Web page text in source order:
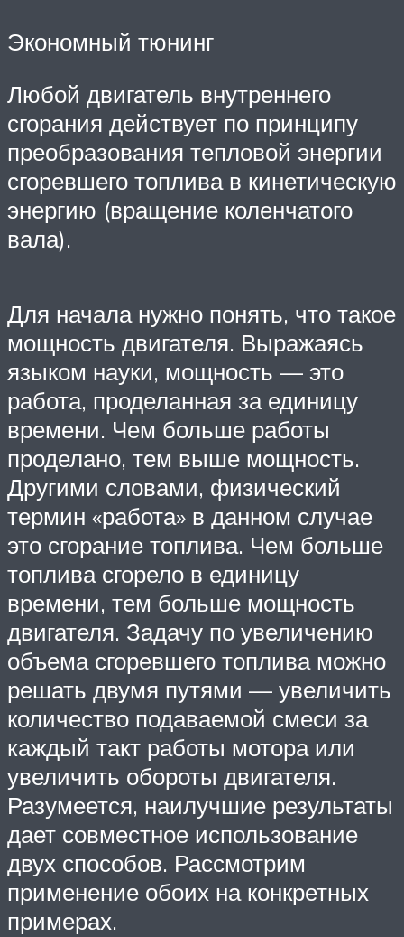
Экономный тюнинг
Любой двигатель внутреннего
сгорания действует по принципу
преобразования тепловой энергии
сгоревшего топлива в кинетическую
энергию (вращение коленчатого
вала).
Для начала нужно понять, что такое
мощность двигателя. Выражаясь
языком науки, мощность — это
работа, проделанная за единицу
времени. Чем больше работы
проделано, тем выше мощность.
Другими словами, физический
термин «работа» в данном случае
это сгорание топлива. Чем больше
топлива сгорело в единицу
времени, тем больше мощность
двигателя. Задачу по увеличению
объема сгоревшего топлива можно
решать двумя путями — увеличить
количество подаваемой смеси за
каждый такт работы мотора или
увеличить обороты двигателя.
Разумеется, наилучшие результаты
дает совместное использование
двух способов. Рассмотрим
применение обоих на конкретных
примерах.